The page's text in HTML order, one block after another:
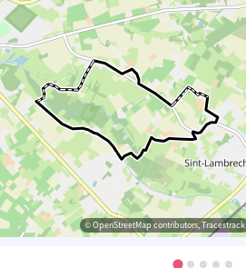
© OpenStreetMap contributors, Tracestrack